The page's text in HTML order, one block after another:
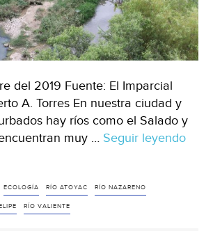
del 2019 Fuente: El Imparcial
A. Torres En nuestra ciudad y
hay ríos como el Salado y
muy … Seguir leyendo
ECOLOGÍA RÍO ATOYAC RÍO NAZARENO
RÍO VALIENTE